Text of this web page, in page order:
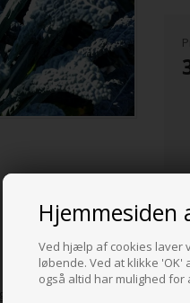
Hjemmesiden
Ved hjælp af cookies laver
løbende. Ved at klikke
også altid har mulighed